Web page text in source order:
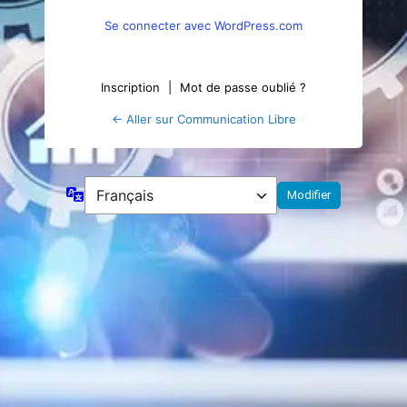
Se connecter avec WordPress.com
Inscription Mot de passe oublié ?
← Aller sur Communication Libre
Langue